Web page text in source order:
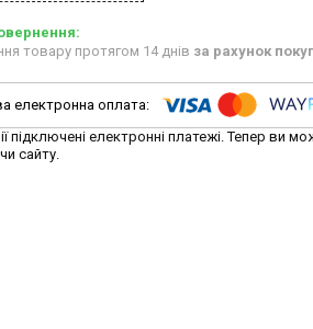
товару протягом 14 днів за рахунок
підключені електронні платежі. Тепер ви
сайту.